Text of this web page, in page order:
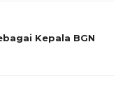
Kepala BGN